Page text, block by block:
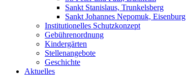
Sankt Stanislaus, Trunkelsberg
Sankt Johannes Nepomuk, Eisenburg
Institutionelles Schutzkonzept
Gebührenordnung
Kindergärten
Stellenangebote
Geschichte
Aktuelles